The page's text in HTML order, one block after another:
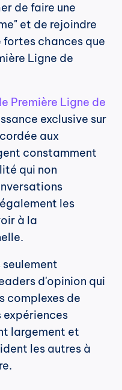
de faire une
et de rejoindre
chances que
Ligne de
Première Ligne de
exclusive sur
aux
constamment
qui non
les
à la
seulement
d'opinion qui
complexes de
largement et
les autres à